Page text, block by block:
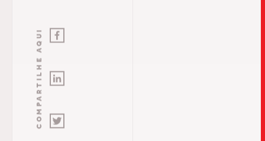
COMPARTILHE AQUI